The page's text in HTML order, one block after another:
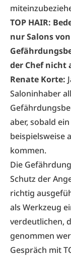
TOP HAIR:
nur Salons
der Chef nicht
Renate Korte:
Saloninhaber
aber, sobald
beispielsweise
kommen.
Die
Schutz der
richtig
als Werkzeug
verdeutlichen,
genommen
Gespräch mit